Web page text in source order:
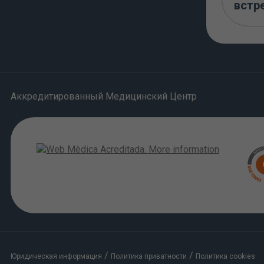
Аккредитированный Медицинский Центр
Юридическая информация / Политика приватности / Политика cookies